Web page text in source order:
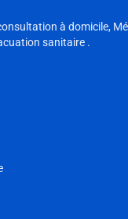
à domicile,
sanitaire .